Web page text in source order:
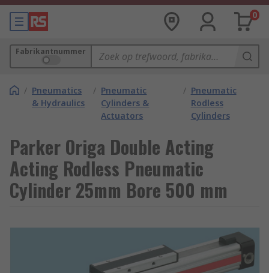
0
Fabrikantnummer
/ Pneumatics
& Hydraulics
/ Pneumatic
Cylinders &
Actuators
/ Pneumatic
Rodless
Cylinders
Parker Origa Double Acting
Acting Rodless Pneumatic
Cylinder 25mm Bore 500 mm